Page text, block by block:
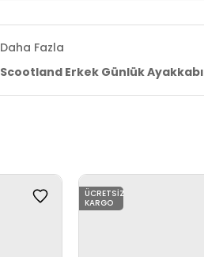
Daha Fazla
Scootland Erkek Günlük Ayakkabı
ÜCRETSIZ
KARGO